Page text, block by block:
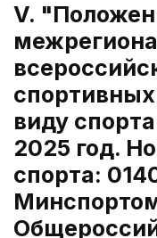
V.
виду
2025 год.
спорта: